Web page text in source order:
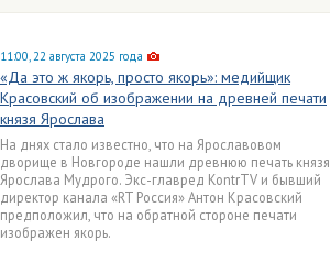
11:00, 22 августа 2025 года
«Да это ж якорь, просто якорь»: медийщик
Красовский об изображении на древней печати
князя Ярослава
На днях стало известно, что на Ярославовом
дворище в Новгороде нашли древнюю печать князя
Ярослава Мудрого. Экс-главред KontrTV и бывший
директор канала «RT Россия» Антон Красовский
предположил, что на обратной стороне печати
изображен якорь.